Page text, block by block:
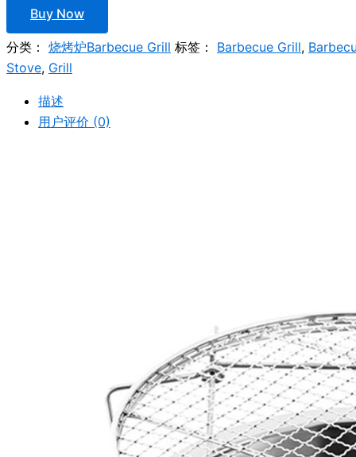
Buy Now
分类： 烧烤炉Barbecue Grill 标签： Barbecue Grill,
Stove, Grill
描述
用户评价 (0)